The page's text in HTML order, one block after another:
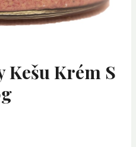
Kešu Krém S